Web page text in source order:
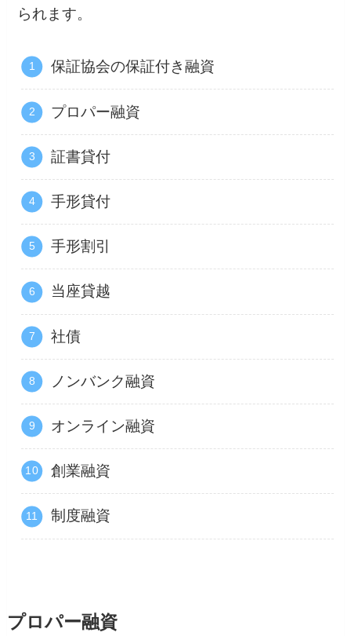
られます。
保証協会の保証付き融資
プロパー融資
証書貸付
手形貸付
手形割引
当座貸越
社債
ノンバンク融資
オンライン融資
創業融資
制度融資
プロパー融資